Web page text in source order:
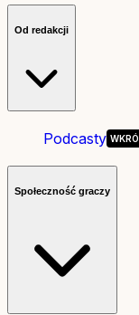
Od redakcji
Podcasty
Społeczność graczy